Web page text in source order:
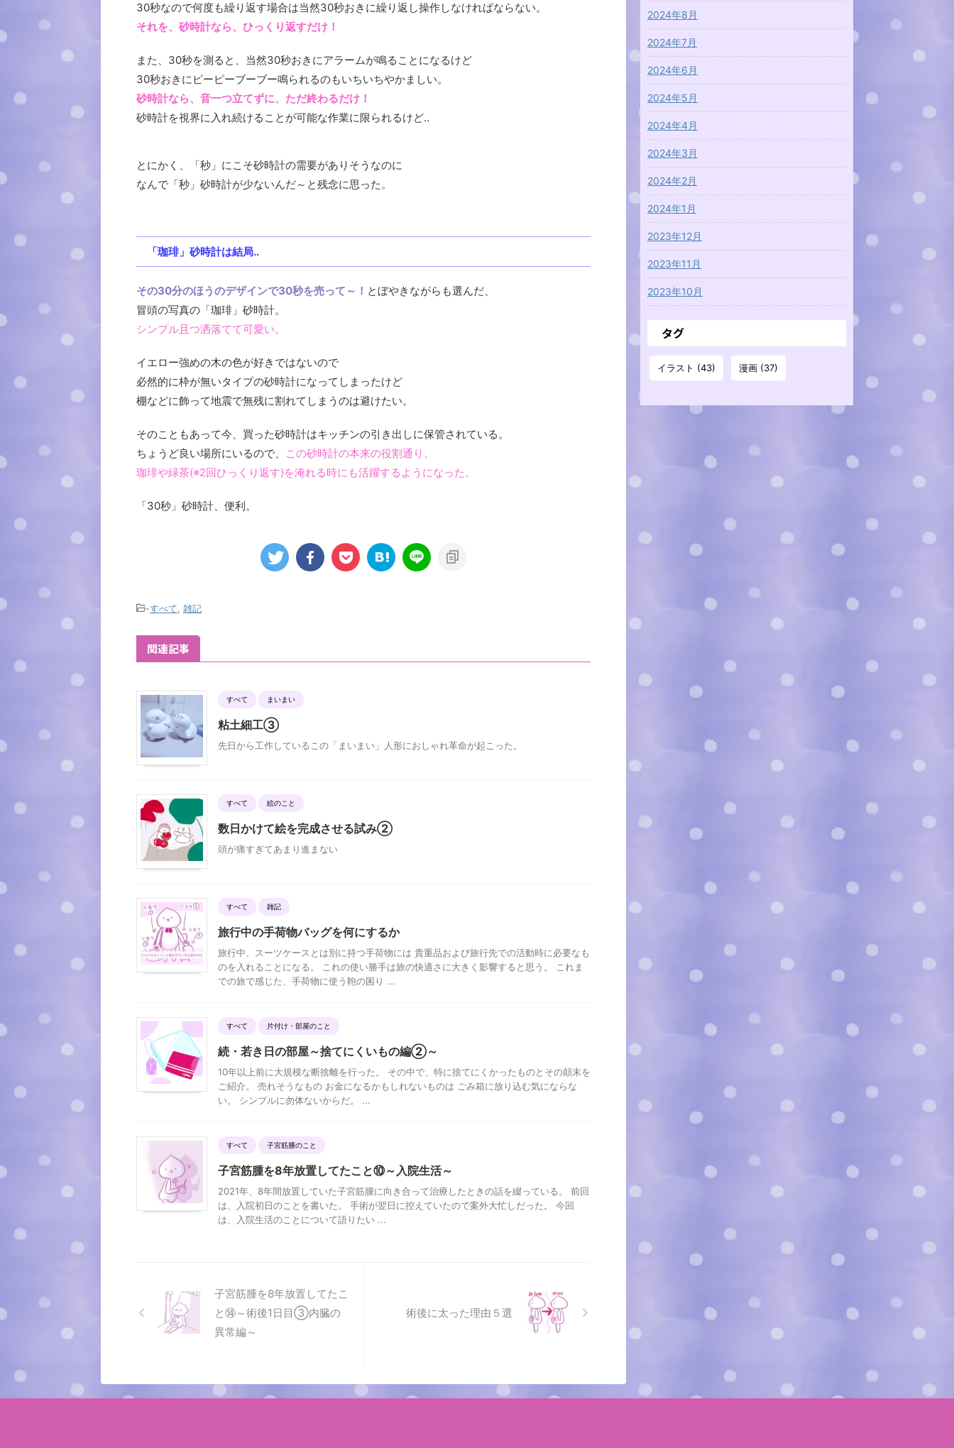
30秒なので何度も繰り返す場合は当然30秒おきに繰り返し操作しなければならない。
それを、砂時計なら、ひっくり返すだけ！
また、30秒を測ると、当然30秒おきにアラームが鳴ることになるけど
30秒おきにピーピーブーブー鳴られるのもいちいちやかましい。
砂時計なら、音一つ立てずに、ただ終わるだけ！
砂時計を視界に入れ続けることが可能な作業に限られるけど‥
とにかく、「秒」にこそ砂時計の需要がありそうなのに
なんで「秒」砂時計が少ないんだ～と残念に思った。
「珈琲」砂時計は結局‥
その30分のほうのデザインで30秒を売って～！ とぼやきながらも選んだ、
冒頭の写真の「珈琲」砂時計。
シンプル且つ洒落てて可愛い。
イエロー強めの木の色が好きではないので
必然的に枠が無いタイプの砂時計になってしまったけど
棚などに飾って地震で無残に割れてしまうのは避けたい。
そのこともあって今、買った砂時計はキッチンの引き出しに保管されている。
ちょうど良い場所にいるので、
この砂時計の本来の役割通り、
珈琲や緑茶(※2回ひっくり返す)を淹れる時にも活躍するようになった。
「30秒」砂時計、便利。
-すべて 雑記
関連記事
すべて まいまい
粘土細工③
先日から工作しているこの「まいまい」人形におしゃれ革命が起こった。
すべて 絵のこと
数日かけて絵を完成させる試み②
頭が痛すぎてあまり進まない
すべて 雑記
旅行中の手荷物バッグを何にするか
旅行中、スーツケースとは別に持つ手荷物には 貴重品および旅行先での活動時に必要なも
のを入れることになる。 これの使い勝手は旅の快適さに大きく影響すると思う。 これま
での旅で感じた、手荷物に使う鞄の困り ...
すべて 片付け・部屋のこと
続・若き日の部屋～捨てにくいもの編②～
10年以上前に大規模な断捨離を行った。 その中で、特に捨てにくかったものとその顛末を
ご紹介。 売れそうなもの お金になるかもしれないものは ごみ箱に放り込む気にならな
い。 シンプルに勿体ないからだ。 ...
すべて 子宮筋腫のこと
子宮筋腫を8年放置してたこと⑩～入院生活～
2021年、8年間放置していた子宮筋腫に向き合って治療したときの話を綴っている。 前回
は、入院初日のことを書いた。 手術が翌日に控えていたので案外大忙しだった。 今回
は、入院生活のことについて語りたい ...
子宮筋腫を8年放置してたこ
と⑭～術後1日目③内臓の
異常編～
術後に太った理由５選
2024年8月
2024年7月
2024年6月
2024年5月
2024年4月
2024年3月
2024年2月
2024年1月
2023年12月
2023年11月
2023年10月
タグ
イラスト (43) 漫画 (37)